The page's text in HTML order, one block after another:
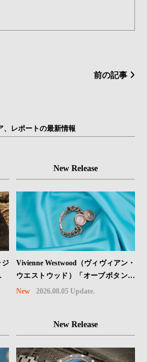
前の記事
、レポートの最新情報
ジ
New Release
Vivienne Westwood（ヴィヴィアン・
ウエストウッド）「オーブボタン」
コレクションに、⽇本限定カラーの
New 2026.08.05 Update.
New Release